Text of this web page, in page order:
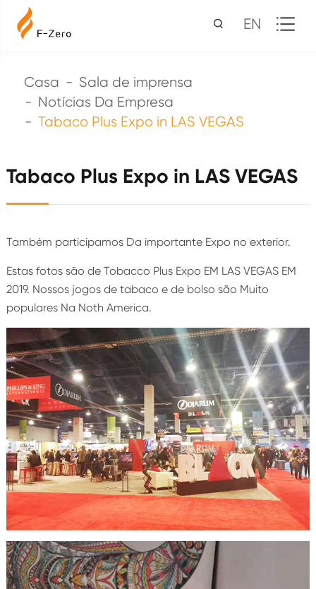
EN
Casa
Sala de imprensa
Notícias Da Empresa
Tabaco Plus Expo in LAS VEGAS
Tabaco Plus Expo in LAS VEGAS
Também participamos Da importante Expo no exterior.
Estas fotos são de Tobacco Plus Expo EM LAS VEGAS EM
2019. Nossos jogos de tabaco e de bolso são Muito
populares Na Noth America.